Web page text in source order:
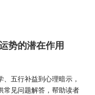
势的潜在作用
五行补益到心理暗示，
常见问题解答，帮助读者